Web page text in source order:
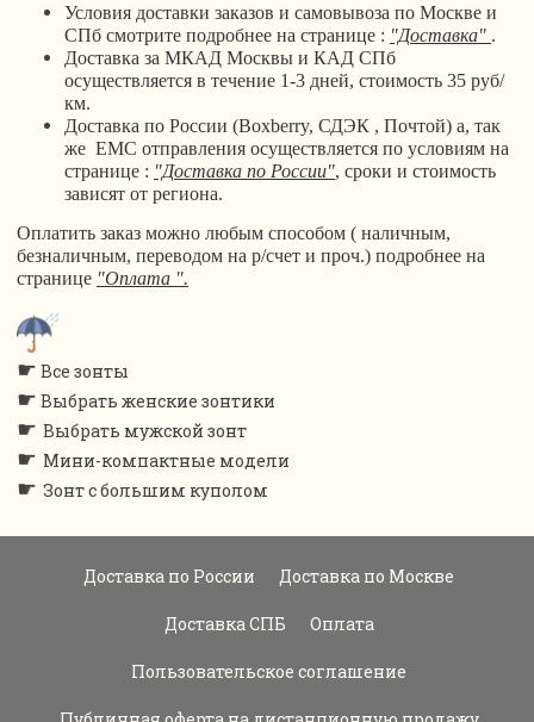
Условия доставки заказов и самовывоза по Москве и
СПб смотрите подробнее на странице : "Доставка" .
Доставка за МКАД Москвы и КАД СПб
осуществляется в течение 1-3 дней, стоимость 35 руб/
км.
Доставка по России (Boxberry, СДЭК , Почтой) а, так
же ЕМС отправления осуществляется по условиям на
странице : "Доставка по России", сроки и стоимость
зависят от региона.
Оплатить заказ можно любым способом ( наличным,
безналичным, переводом на р/счет и проч.) подробнее на
странице "Оплата ".
☛ Все зонты
☛ Выбрать женские зонтики
☛ Выбрать мужской зонт
☛ Мини-компактные модели
☛ Зонт с большим куполом
Доставка по России Доставка по Москве
Доставка СПБ Оплата
Пользовательское соглашение